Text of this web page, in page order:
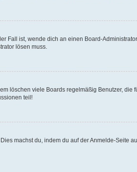
Fall ist, wende dich an einen Board-
lösen muss.
löschen viele Boards regelmäßig Benutzer, die
teil!
machst du, indem du auf der Anmelde-Seite